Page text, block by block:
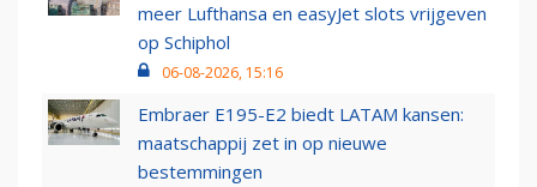
meer Lufthansa en easyJet slots vrijgeven
op Schiphol
06-08-2026, 15:16
Embraer E195-E2 biedt LATAM kansen:
maatschappij zet in op nieuwe
bestemmingen